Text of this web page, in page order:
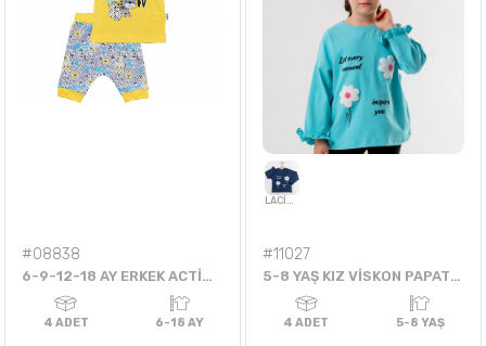
#08838
6-9-12-18 AY ERKEK ACTİON KAPRİLİ TAKIM
#11027
5-8 YAŞ KIZ VİSKON PAPATYALI LET EVERY MOMENT BADİ